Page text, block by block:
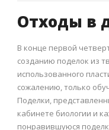
Отходы в
В конце первой
созданию поделок из
использованного
сожалению, только
Поделки,
кабинете биологии и
понравившуюся